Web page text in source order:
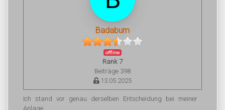
Badabum
offline
Rank 7
Beiträge 398
13.05.2025
Ich stand vor genau derselben Entscheidung bei meiner
Anlage.